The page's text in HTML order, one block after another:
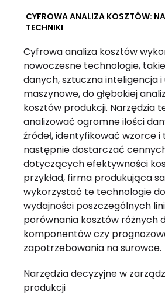
CYFROWA ANALIZA KOSZTÓW:
TECHNIKI
Cyfrowa analiza kosztów
nowoczesne technologie,
danych, sztuczna inteligencja i
maszynowe, do głębokiej
kosztów produkcji. Narzędzia
analizować ogromne ilości
źródeł, identyfikować wzorce i
następnie dostarczać
dotyczących efektywności
przykład, firma produkująca
wykorzystać te technologie
wydajności poszczególnych
porównania kosztów różnych
komponentów czy
zapotrzebowania na surowce.
Narzędzia decyzyjne w
produkcji